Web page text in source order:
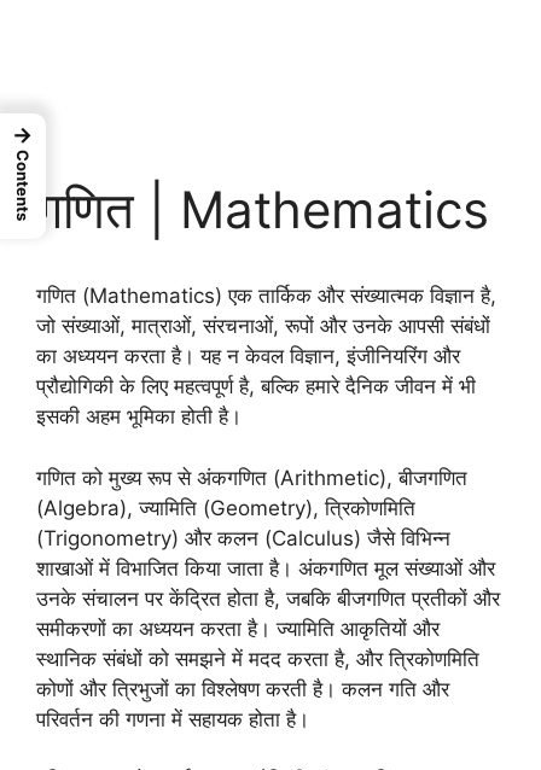
गणित | Mathematics
गणित (Mathematics) एक तार्किक और संख्यात्मक विज्ञान है,
जो संख्याओं, मात्राओं, संरचनाओं, रूपों और उनके आपसी संबंधों
का अध्ययन करता है। यह न केवल विज्ञान, इंजीनियरिंग और
प्रौद्योगिकी के लिए महत्वपूर्ण है, बल्कि हमारे दैनिक जीवन में भी
इसकी अहम भूमिका होती है।
गणित को मुख्य रूप से अंकगणित (Arithmetic), बीजगणित
(Algebra), ज्यामिति (Geometry), त्रिकोणमिति
(Trigonometry) और कलन (Calculus) जैसे विभिन्न
शाखाओं में विभाजित किया जाता है। अंकगणित मूल संख्याओं और
उनके संचालन पर केंद्रित होता है, जबकि बीजगणित प्रतीकों और
समीकरणों का अध्ययन करता है। ज्यामिति आकृतियों और
स्थानिक संबंधों को समझने में मदद करता है, और त्रिकोणमिति
कोणों और त्रिभुजों का विश्लेषण करती है। कलन गति और
परिवर्तन की गणना में सहायक होता है।
→
Contents